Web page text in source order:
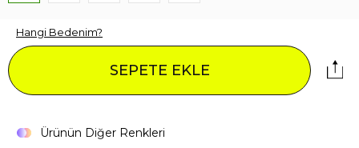
Hangi Bedenim?
SEPETE EKLE
Ürünün Diğer Renkleri